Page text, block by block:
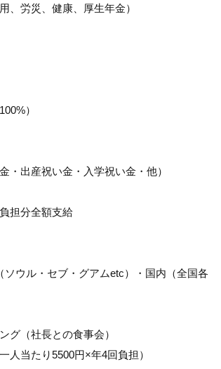
、労災、健康、厚生年金）
）
・出産祝い金・入学祝い金・他）
担分全額支給
ソウル・セブ・グアムetc）・国内（全国各
グ（社長との食事会）
人当たり5500円×年4回負担）